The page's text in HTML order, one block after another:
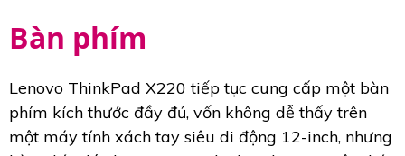
Bàn phím
Lenovo ThinkPad X220 tiếp tục cung cấp một bàn
phím kích thước đầy đủ, vốn không dễ thấy trên
một máy tính xách tay siêu di động 12-inch, nhưng